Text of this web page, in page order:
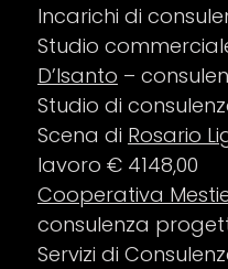
Incarichi di
Studio
D’Isanto –
Studio di
Scena di Rosario
lavoro € 4148,00
Cooperativa
consulenza
Servizi di